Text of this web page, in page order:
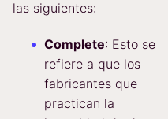
las siguientes:
Complete: Esto se
refiere a que los
fabricantes que
practican la